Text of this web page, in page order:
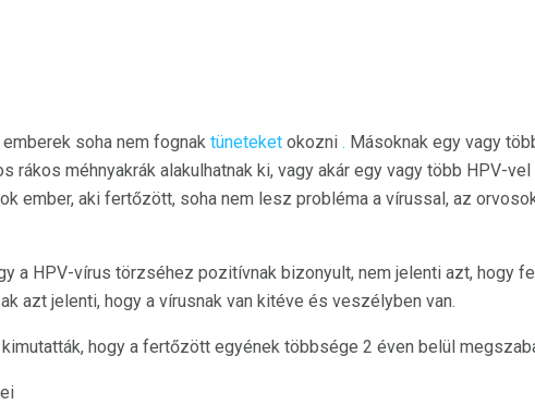
soha nem fognak tüneteket okozni . Másoknak egy vagy
rákos méhnyakrák alakulhatnak ki, vagy akár egy vagy több HPV-
ember, aki fertőzött, soha nem lesz probléma a vírussal, az
a HPV-vírus törzséhez pozitívnak bizonyult, nem jelenti azt, hogy
azt jelenti, hogy a vírusnak van kitéve és veszélyben van.
kimutatták, hogy a fertőzött egyének többsége 2 éven belül